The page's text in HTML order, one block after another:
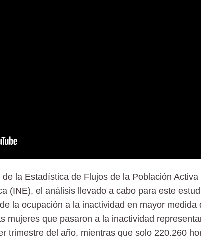
la Estadística de Flujos de la Población Activa
(INE), el análisis llevado a cabo para este
la ocupación a la inactividad en mayor medida
mujeres que pasaron a la inactividad
trimestre del año, mientras que solo 220.260